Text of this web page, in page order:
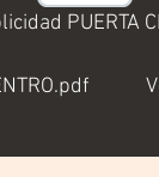
PUERTA